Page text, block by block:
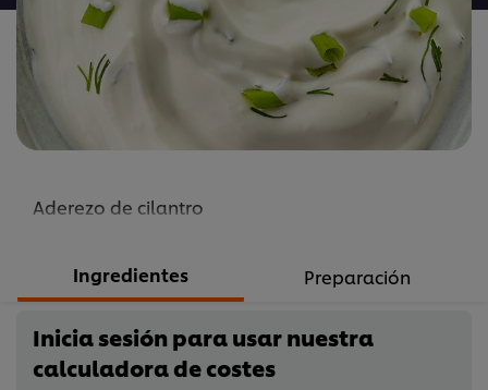
recipe
Aderezo de cilantro
Ingredientes Preparación
Inicia sesión para usar nuestra
calculadora de costes